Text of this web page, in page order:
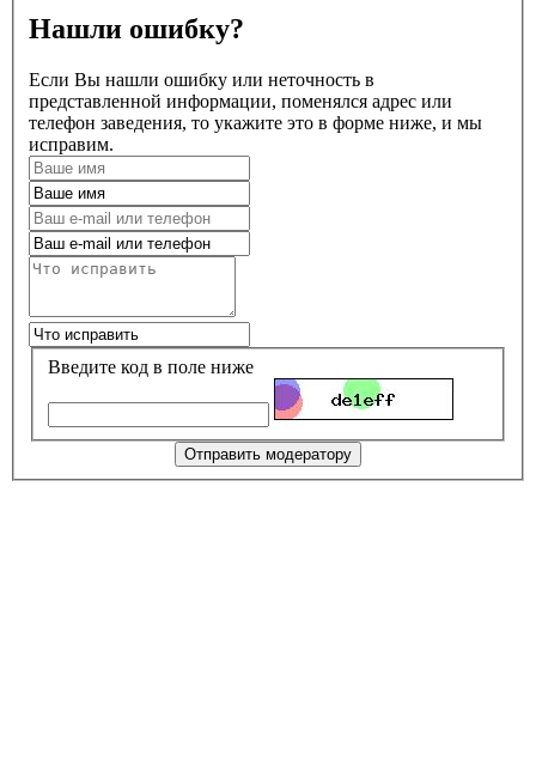
Нашли ошибку?
Если Вы нашли ошибку или неточность в
представленной информации, поменялся адрес или
телефон заведения, то укажите это в форме ниже, и мы
исправим.
Введите код в поле ниже
Отправить модератору